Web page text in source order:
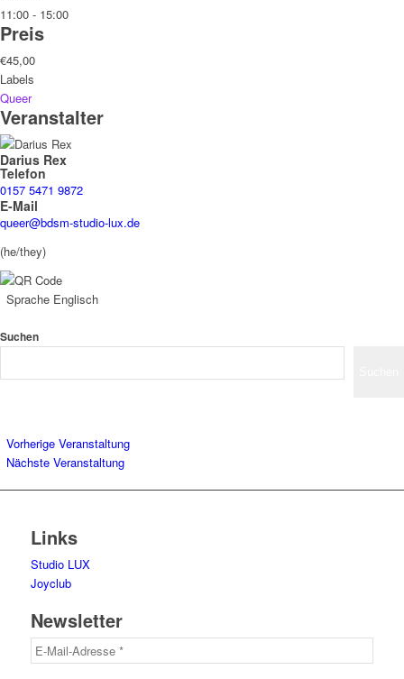
11:00 - 15:00
Preis
€45,00
Labels
Queer
Veranstalter
Darius Rex
Telefon
0157 5471 9872
E-Mail
queer@bdsm-studio-lux.de
(he/they)
Sprache Englisch
Suchen
Vorherige Veranstaltung
Nächste Veranstaltung
Links
Studio LUX
Joyclub
Newsletter